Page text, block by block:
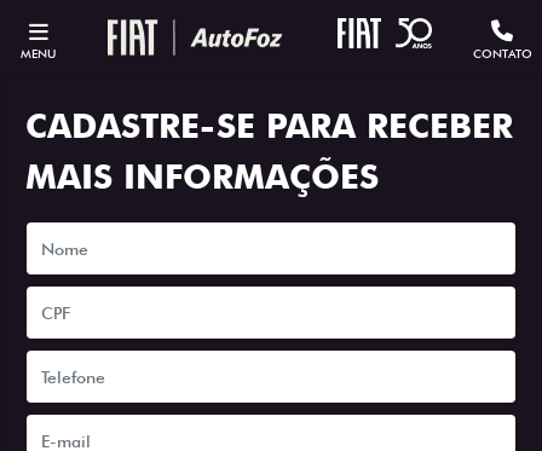
MENU CONTATO
CADASTRE-SE PARA RECEBER
MAIS INFORMAÇÕES